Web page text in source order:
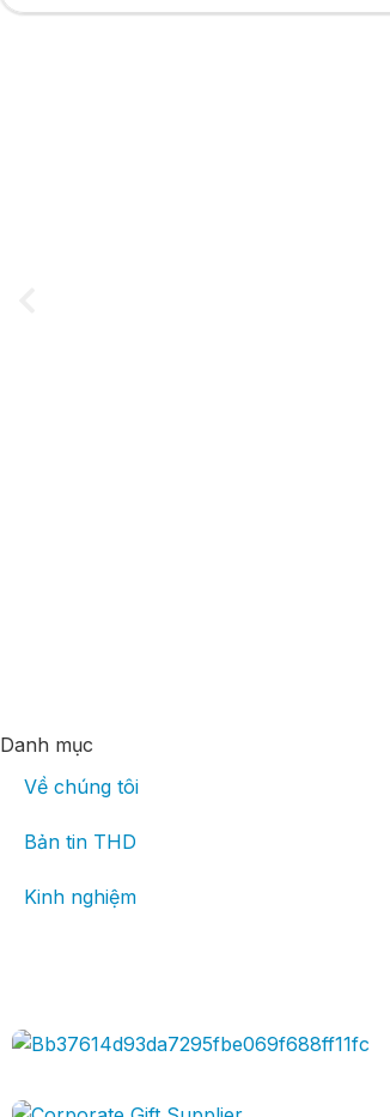
Danh mục
Về chúng tôi
Bản tin THD
Kinh nghiệm